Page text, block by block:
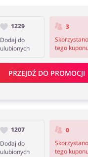
1229
Dodaj do
ulubionych
3
tego
PRZEJDŹ DO PROMOCJI
1207
Dodaj do
ulubionych
0
tego